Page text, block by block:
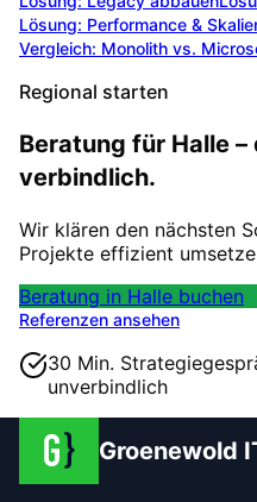
Lösung: Performance &
Vergleich: Monolith vs.
Regional starten
Beratung für Halle
verbindlich.
Wir klären den nächsten
Projekte effizient
Beratung in Halle buchen
Referenzen ansehen
30 Min.
unverbindlich
Groenewold